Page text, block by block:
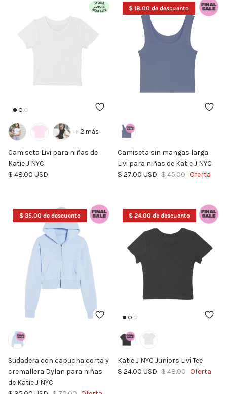
Camiseta Livi para niñas de
Katie J NYC
Precio normal
$ 48.00 USD
+ 2 más
$ 18.00 de descuento
Camiseta sin mangas larga
Livi para niñas de Katie J NYC
Precio de venta
$ 27.00 USD Precio normal
$ 45.00 Oferta
$ 35.00 de descuento
Sudadera con capucha corta y
cremallera Dylan para niñas
de Katie J NYC
$ 24.00 de descuento
Katie J NYC Juniors Livi Tee
Precio de venta
$ 24.00 USD Precio normal
$ 48.00 Oferta